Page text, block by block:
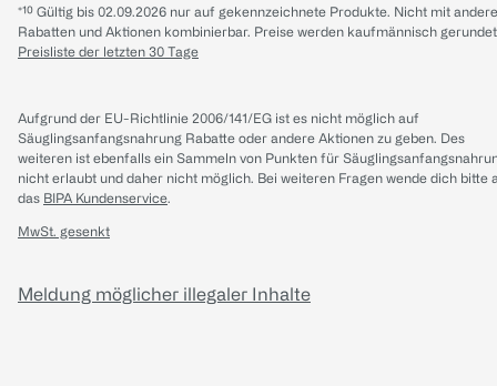
*¹⁰ Gültig bis 02.09.2026 nur auf gekennzeichnete Produkte. Nicht mit
Rabatten und Aktionen kombinierbar. Preise werden kaufmännisch
Preisliste der letzten 30 Tage
Aufgrund der EU-Richtlinie 2006/141/EG ist es nicht möglich auf
Säuglingsanfangsnahrung Rabatte oder andere Aktionen zu geben. Des
weiteren ist ebenfalls ein Sammeln von Punkten für
nicht erlaubt und daher nicht möglich. Bei weiteren Fragen wende dich bitte
das BIPA Kundenservice.
MwSt. gesenkt
Meldung möglicher illegaler Inhalte